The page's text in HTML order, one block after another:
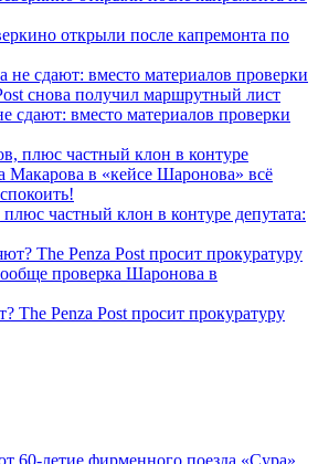
открыли после капремонта по
сдают: вместо материалов проверки
частный клон в контуре депутата:
The Penza Post просит прокуратуру